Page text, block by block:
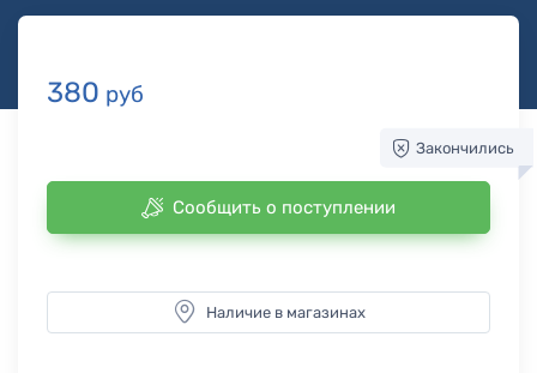
380 руб
Закончились
Сообщить о поступлении
Наличие в магазинах